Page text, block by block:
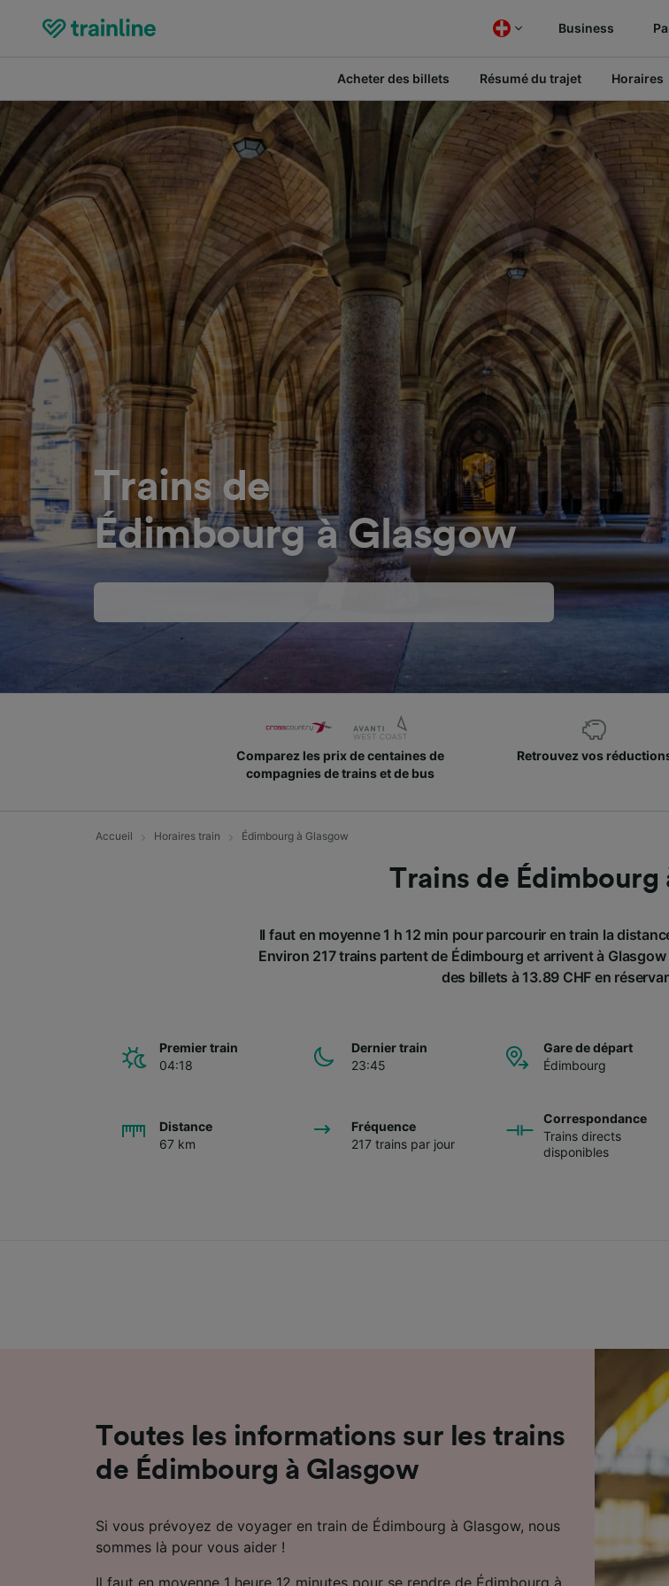
Business
Acheter des billets Résumé du trajet Horaires
Trains de
Édimbourg à Glasgow
Comparez les prix de centaines de
compagnies de trains et de bus
Retrouvez vos
Accueil Horaires train Édimbourg à Glasgow
Trains de Édimbourg
Il faut en moyenne 1 h 12 min pour parcourir en train la
Environ 217 trains partent de Édimbourg et arrivent à
des billets à 13.89 CHF en
Premier train
04:18
Dernier train
23:45
Gare de départ
Édimbourg
Distance
67 km
Fréquence
217 trains par jour
Correspondance
Trains directs
disponibles
Toutes les informations sur les trains
de Édimbourg à Glasgow
Si vous prévoyez de voyager en train de Édimbourg à Glasgow, nous
sommes là pour vous aider !
Il faut en moyenne 1 heure 12 minutes pour se rendre de Édimbourg à